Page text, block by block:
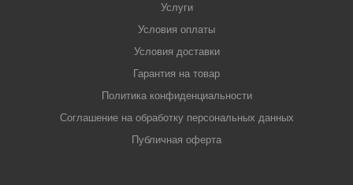
Услуги
Условия оплаты
Условия доставки
Гарантия на товар
Политика конфиденциальности
Соглашение на обработку персональных данных
Публичная оферта